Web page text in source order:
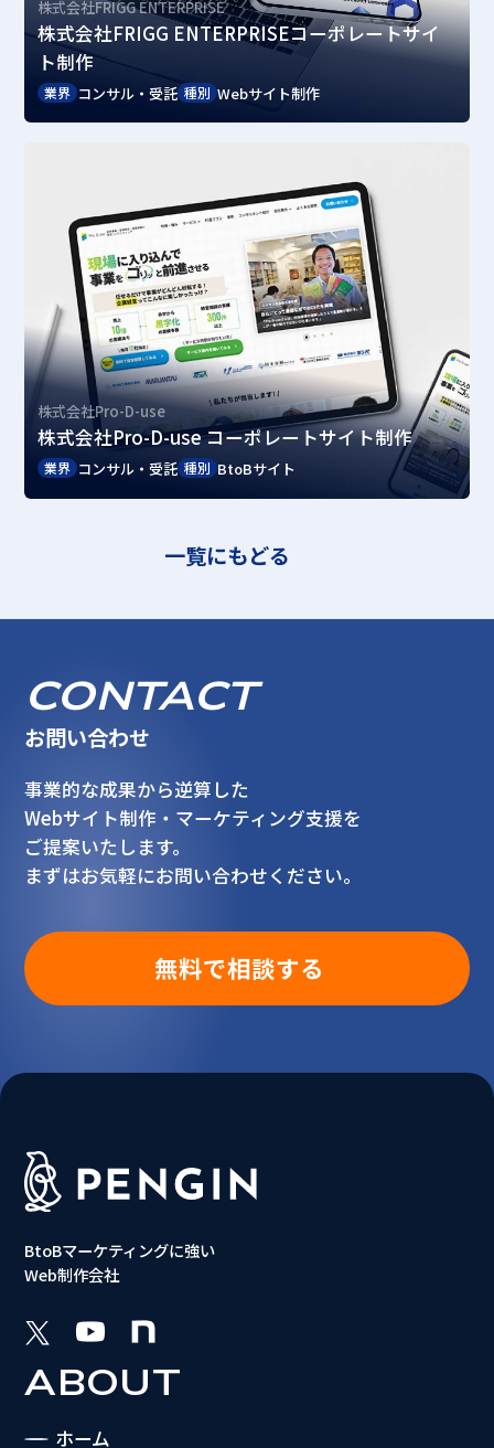
株式会社FRIGG ENTERPRISE
株式会社FRIGG ENTERPRISEコーポレートサイ
ト制作
業界 コンサル・受託 種別 Webサイト制作
株式会社Pro-D-use
株式会社Pro-D-use コーポレートサイト制作
業界 コンサル・受託 種別 BtoBサイト
一覧にもどる
CONTACT
お問い合わせ
事業的な成果から逆算した
Webサイト制作・マーケティング支援を
ご提案いたします。
まずはお気軽にお問い合わせください。
無料で相談する
BtoBマーケティングに強い
Web制作会社
ABOUT
ホーム